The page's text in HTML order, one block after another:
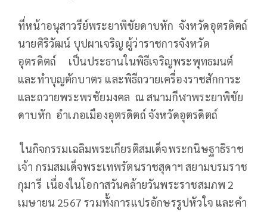
ที่หน้าอนุสาวรีย์พระยาพิชัยดาบหัก จังหวัดอุตรดิตถ์
นายศิริวัฒน์ บุปผาเจริญ ผู้ว่าราชการจังหวัด
อุตรดิตถ์ เป็นประธานในพิธีเจริญพระพุทธมนต์
และทำบุญตักบาตร และพิธีถวายเครื่องราชสักการะ
และถวายพระพรชัยมงคล ณ สนามกีฬาพระยาพิชัย
ดาบหัก อำเภอเมืองอุตรดิตถ์ จังหวัดอุตรดิตถ์
ในกิจกรรมเฉลิมพระเกียรติสมเด็จพระกนิษฐาธิราช
เจ้า กรมสมเด็จพระเทพรัตนราชสุดาฯ สยามบรมราช
กุมารี เนื่องในโอกาสวันคล้ายวันพระราชสมภพ 2
เมษายน 2567 รวมทั้งการแปรอักษรรูปหัวใจ และคำ